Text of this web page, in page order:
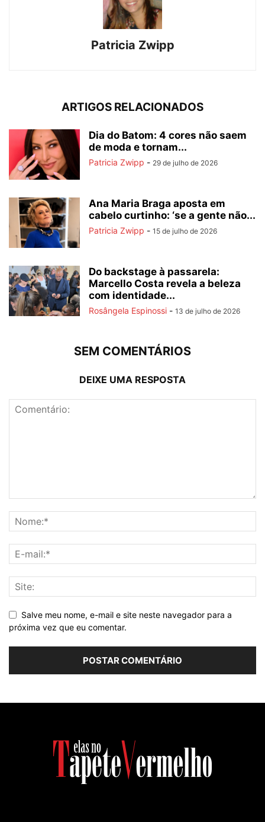
Patricia Zwipp
ARTIGOS RELACIONADOS
Dia do Batom: 4 cores não saem
de moda e tornam...
Patricia Zwipp - 29 de julho de 2026
Ana Maria Braga aposta em
cabelo curtinho: ‘se a gente não...
Patricia Zwipp - 15 de julho de 2026
Do backstage à passarela:
Marcello Costa revela a beleza
com identidade...
Rosângela Espinossi - 13 de julho de 2026
SEM COMENTÁRIOS
DEIXE UMA RESPOSTA
Salve meu nome, e-mail e site neste navegador para a
próxima vez que eu comentar.